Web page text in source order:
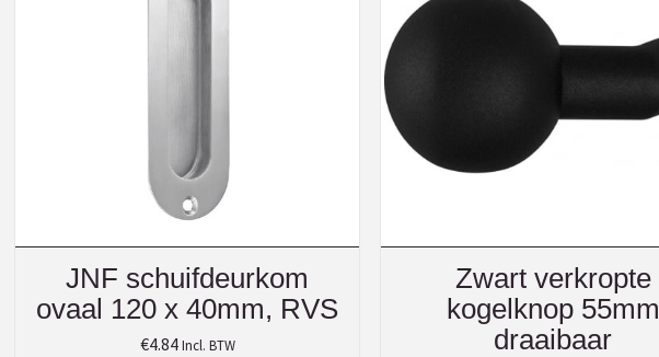
JNF schuifdeurkom
ovaal 120 x 40mm, RVS
€4.84 Incl. BTW
Zwart verkropte
kogelknop 55mm
draaibaar